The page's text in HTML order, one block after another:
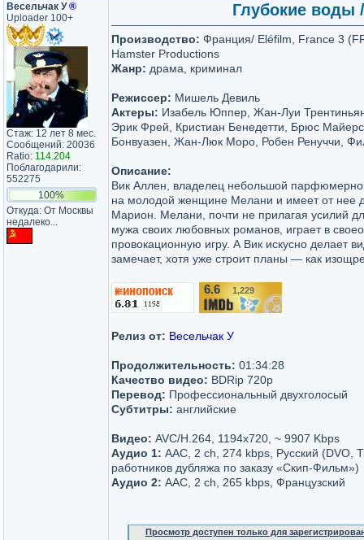
Весельчак У®
Uploader 100+
Стаж: 12 лет 8 мес.
Сообщений: 20036
Ratio: 114.204
Поблагодарили:
552275
100%
Откуда: От Москвы
недалеко...
Глубокие воды
Производство: Франция/ Eléfilm, France 3
Hamster Productions
Жанр: драма, криминал
Режиссер: Мишель Девиль
Актеры: Изабель Юппер, Жан-Луи
Эрик Фрей, Кристиан Бенедетти, Брюс
Бонвуазен, Жан-Люк Моро, Робен Ренуччи,
Описание:
Вик Аллен, владелец небольшой
на молодой женщине Мелани и имеет от нее
Марион. Мелани, почти не прилагая усилий
мужа своих любовных романов, играет в
провокационную игру. А Вик искусно делает
замечает, хотя уже строит планы — как
6.6 1,229
Релиз от: Весельчак У
Продолжительность: 01:34:28
Качество видео: BDRip 720p
Перевод: Профессиональный двухголосый
Субтитры: английские
Видео: AVC/H.264, 1194x720, ~ 9907 Kbps
Аудио 1: AAC, 2 ch, 274 kbps, Русский (DVO,
работников дубляжа по заказу «Скип-Фильм»)
Аудио 2: AAC, 2 ch, 265 kbps, Французский
Просмотр доступен только для